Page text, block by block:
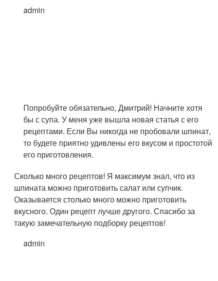
admin
Попробуйте обязательно, Дмитрий! Начните хотя
бы с супа. У меня уже вышла новая статья с его
рецептами. Если Вы никогда не пробовали шпинат,
то будете приятно удивлены его вкусом и простотой
его приготовления.
Сколько много рецептов! Я максимум знал, что из
шпината можно приготовить салат или супчик.
Оказывается столько много можно приготовить
вкусного. Один рецепт лучше другого. Спасибо за
такую замечательную подборку рецептов!
admin